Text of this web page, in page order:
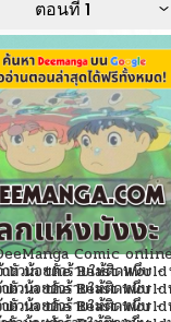
ตอนที่ 1